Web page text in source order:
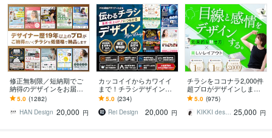
修正無制限／短納期でご
納得のデザインをお届け
します その他、パンフ・
ポスター・メニュー・名
刺・看板 etc.
5.0 (1282)
HAN Design 20,000 円
カッコイイからカワイイ
まで！チラシデザインを
します 印刷会社勤務デザ
イナーが、デザインから
入稿データまで作ります
5.0 (234)
Rei Design
20,000 円
チラシをココナラ2,000件
超プロがデザインします
美しいレイアウト、目を
惹くビジュアルのフライ
ヤー・チラシ
5.0 (975)
KIKKI design 25,000 円